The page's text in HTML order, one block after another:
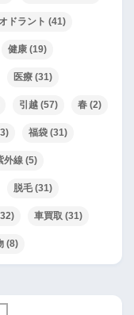
ドラント (41)
健康 (19)
医療 (31)
引越 (57) 春 (2)
福袋 (31)
外線 (5)
脱毛(31)
車買取 (31)
(8)